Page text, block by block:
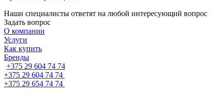
Наши специалисты ответят на любой интересующий вопрос
Задать вопрос
О компании
Услуги
Как купить
Бренды
+375 29 604 74 74
+375 29 604 74 74
+375 29 654 74 74